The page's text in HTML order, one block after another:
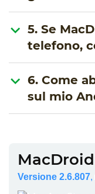
5. Se
telefono,
6. Come
sul mio
MacDroid
Versione 2.6.807,